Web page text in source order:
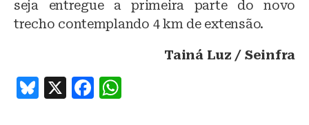
seja entregue a primeira parte do novo
trecho contemplando 4 km de extensão.
Tainá Luz / Seinfra
B
X
F